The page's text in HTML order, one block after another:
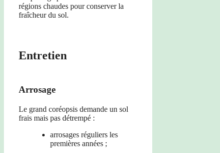
régions chaudes pour conserver la
fraîcheur du sol.
Entretien
Arrosage
Le grand coréopsis demande un sol
frais mais pas détrempé :
arrosages réguliers les
premières années ;